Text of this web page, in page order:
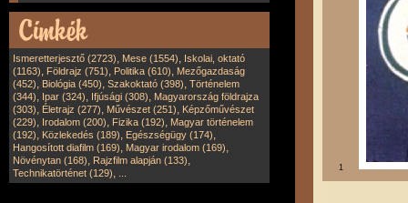
Ismeretterjesztő (2723), Mese (1554), Iskolai, oktató
(1163), Földrajz (751), Politika (610), Mezőgazdaság
(452), Biológia (450), Szakoktató (398), Történelem
(344), Ipar (324), Ifjúsági (308), Magyarország földrajza
(303), Életrajz (277), Művészet (251), Képzőművészet
(229), Irodalom (200), Fizika (192), Magyar történelem
(192), Közlekedés (189), Egészségügy (174),
Hangosított diafilm (169), Magyar irodalom (169),
Növénytan (168), Rajzfilm alapján (133),
Technikatörténet (129), 1